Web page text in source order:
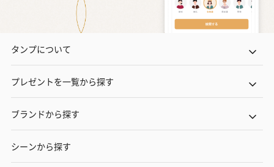
一部花材が写真と異なる場合がございます。予めご了承くださ
い。パッケージに入れてお届けします。
プリザーブドフラワー
ブーケ（ピンク）
ブーケ（ブルー）
ク）（1,500円
タンプについて
プレゼントを一覧から探す
ブランドから探す
シーンから探す